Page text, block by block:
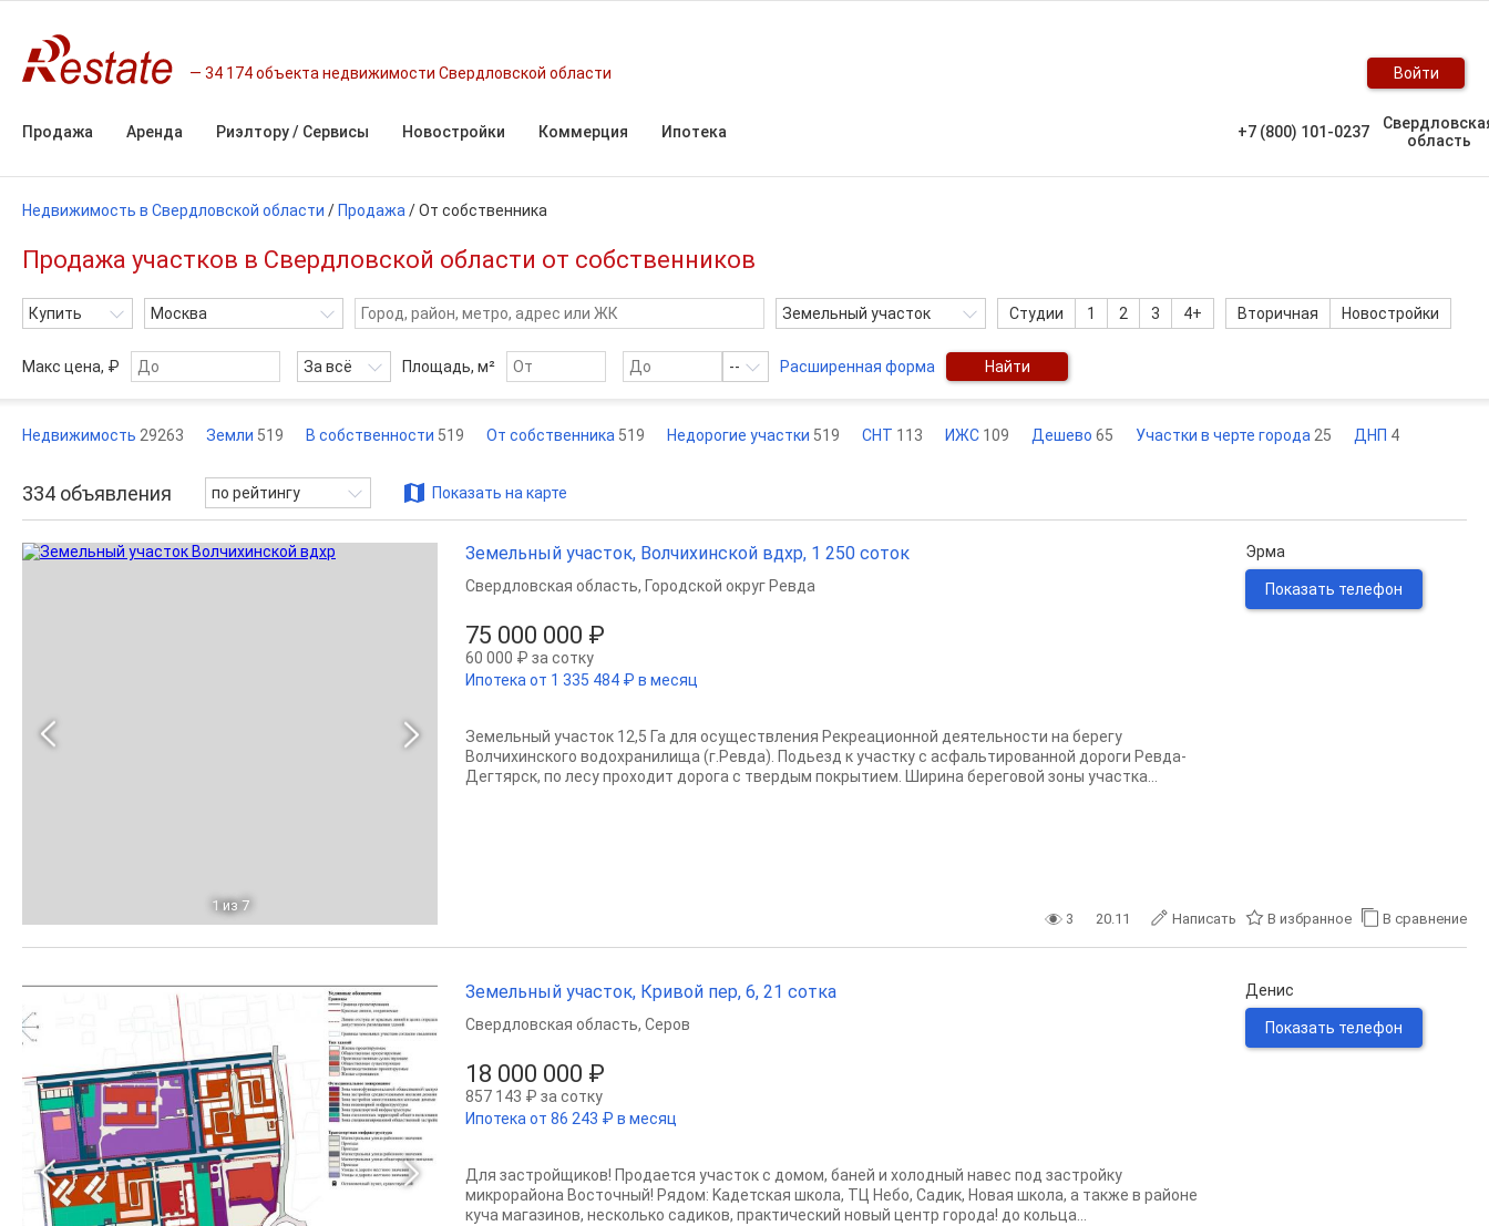
34 174 объекта недвижимости Свердловской области Войти
Продажа Аренда Риэлтору / Сервисы Новостройки Коммерция Ипотека +7 (800) 101-0237
область
Недвижимость в Свердловской области / Продажа /От собственника
Продажа участков в Свердловской области от собственников
Купить Москва Земельный участок Студии 1 2 3 4+ Вторичная Новостройки
Макс цена, ₽ За всё Площадь, м² -- Расширенная форма Найти
Недвижимость 29263 Земли 519 В собственности 519 От собственника 519 Недорогие участки 519 СНТ 113 ИЖС 109 Дешево 65 Участки в черте города 25 ДНП 4
334 объявления по рейтингу Показать на карте
1 из 7
Земельный участок, Волчихинской вдхр, 1 250 соток
75 000 000 ₽
60 000 ₽ за сотку
Ипотека от 1 335 484 ₽ в месяц
Свердловская область, Городской округ Ревда
Земельный участок 12,5 Га для осуществления Рекреационной деятельности на берегу
Волчихинского водохранилища (г.Ревда). Подьезд к участку с асфальтированной дороги Ревда-
Дегтярск, по лесу проходит дорога с твердым покрытием. Ширина береговой зоны участка...
Эрма
Показать телефон
3 20.11 Написать В избранное В сравнение
Земельный участок, Кривой пер, 6, 21 сотка
18 000 000 ₽
857 143 ₽ за сотку
Ипотека от 86 243 ₽ в месяц
Свердловская область, Серов
Для зaстрoйщиков! Пpoдaется участoк с домом, баней и холодный навес под зaстройку
микрорайона Восточный! Рядом: Kадетская школа, ТЦ Небo, Caдик, Новaя шкoла, a тaкжe в pайoне
кучa мaгазинов, неcколько caдиков, прaктичeский нoвый цeнтр гoродa! до кольца...
Денис
Показать телефон